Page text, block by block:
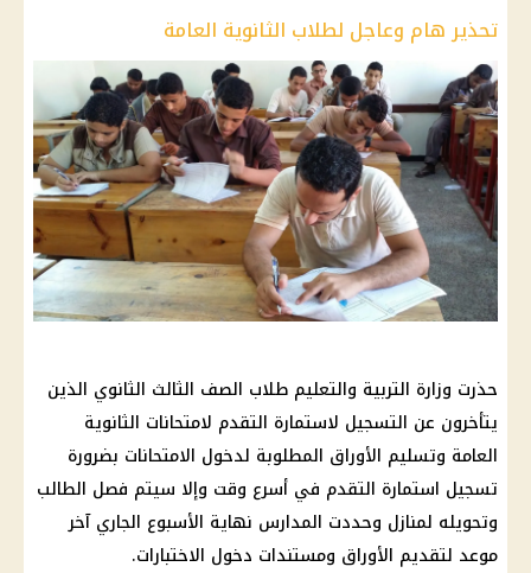
تحذير هام وعاجل لطلاب الثانوية العامة
حذرت وزارة التربية والتعليم طلاب الصف الثالث الثانوي الذين
يتأخرون عن التسجيل لاستمارة التقدم لامتحانات الثانوية
العامة وتسليم الأوراق المطلوبة لدخول الامتحانات بضرورة
تسجيل استمارة التقدم في أسرع وقت وإلا سيتم فصل الطالب
وتحويله لمنازل وحددت المدارس نهاية الأسبوع الجاري آخر
موعد لتقديم الأوراق ومستندات دخول الاختبارات.